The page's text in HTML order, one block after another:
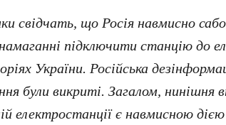
свідчать, що Росія навмисно
підключити станцію до
України. Російська
були викриті. Загалом, нинішня
електростанції є навмисною дією